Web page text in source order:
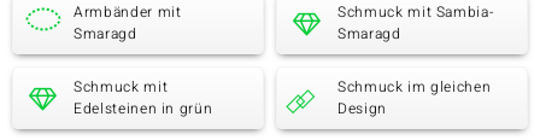
Armbänder mit
Smaragd
Schmuck mit Sambia-
Smaragd
Schmuck mit
Edelsteinen in grün
Schmuck im gleichen
Design